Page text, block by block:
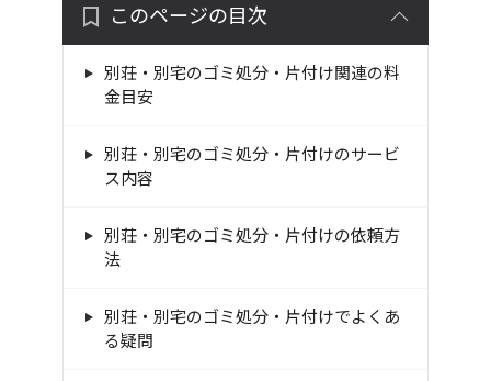
このページの目次
別荘・別宅のゴミ処分・片付け関連の料
金目安
別荘・別宅のゴミ処分・片付けのサービ
ス内容
別荘・別宅のゴミ処分・片付けの依頼方
法
別荘・別宅のゴミ処分・片付けでよくあ
る疑問